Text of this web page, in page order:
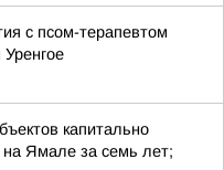
с псом-терапевтом
капитально
Ямале за семь лет;